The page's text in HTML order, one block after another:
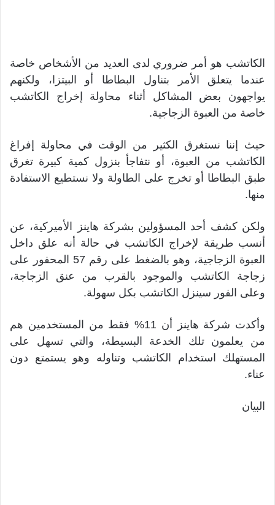
الكاتشب هو أمر ضروري لدى العديد من الأشخاص خاصة
عندما يتعلق الأمر بتناول البطاطا أو البيتزا، ولكنهم
يواجهون بعض المشاكل أثناء محاولة إخراج الكاتشب
خاصة من العبوة الزجاجية.
حيث إننا نستغرق الكثير من الوقت في محاولة إفراغ
الكاتشب من العبوة، أو نتفاجأ بنزول كمية كبيرة تغرق
طبق البطاطا أو تخرج على الطاولة ولا نستطيع الاستفادة
منها.
ولكن كشف أحد المسؤولين بشركة هاينز الأميركية، عن
أنسب طريقة لإخراج الكاتشب في حالة أنه علق داخل
العبوة الزجاجية، وهو بالضغط على رقم 57 المحفور على
زجاجة الكاتشب والموجود بالقرب من عنق الزجاجة،
وعلى الفور سينزل الكاتشب بكل سهولة.
وأكدت شركة هاينز أن 11% فقط من المستخدمين هم
من يعلمون تلك الخدعة البسيطة، والتي تسهل على
المستهلك استخدام الكاتشب وتناوله وهو يستمتع دون
عناء.
البيان